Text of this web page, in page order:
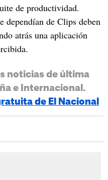
de productividad.
dependían de Clips deben
atrás una aplicación
noticias de última
e Internacional.
de El Nacional